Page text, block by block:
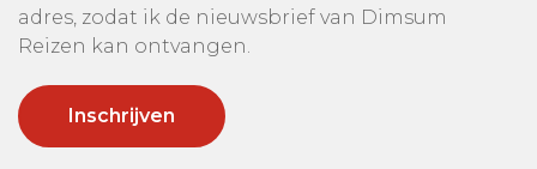
adres, zodat ik de nieuwsbrief van Dimsum
Reizen kan ontvangen.